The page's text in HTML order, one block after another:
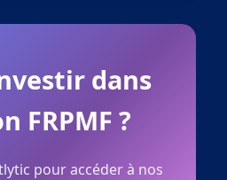
dans
FRPMF ?
pour accéder à nos